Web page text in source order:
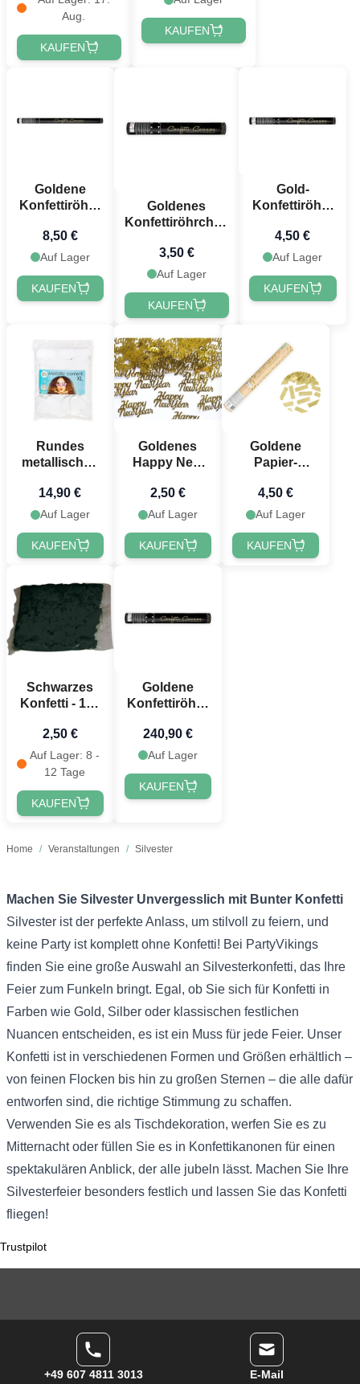
Home / Veranstaltungen / Silvester
Rechteckig
Aug.
KAUFEN
KAUFEN
Goldene
Konfettiröhre
Metallic-
Streams
8,50 €
Auf Lager
KAUFEN
Goldenes
Konfettiröhrchen
Streamer
3,50 €
Auf Lager
KAUFEN
Gold-
Konfettiröhre
Metallic
Streamers
4,50 €
Auf Lager
KAUFEN
Rundes
metallisches
Konfetti - 250
Gramm
14,90 €
Auf Lager
KAUFEN
Goldenes
Happy New
Tischkonfetti
3 g - 4x2 cm
2,50 €
Auf Lager
KAUFEN
Goldene
Papier-
- 40 cm
4,50 €
Auf Lager
KAUFEN
Schwarzes
Konfetti - 100
2,50 €
Auf Lager: 8 -
12 Tage
KAUFEN
Goldene
Konfettiröhre
Metallic
Streamers
240,90 €
Auf Lager
KAUFEN
Machen Sie Silvester Unvergesslich mit Bunter Konfetti
Silvester ist der perfekte Anlass, um stilvoll zu feiern, und
keine Party ist komplett ohne Konfetti! Bei PartyVikings
finden Sie eine große Auswahl an Silvesterkonfetti, das Ihre
Feier zum Funkeln bringt. Egal, ob Sie sich für Konfetti in
Farben wie Gold, Silber oder klassischen festlichen
Nuancen entscheiden, es ist ein Muss für jede Feier. Unser
Konfetti ist in verschiedenen Formen und Größen erhältlich –
von feinen Flocken bis hin zu großen Sternen – die alle dafür
entworfen sind, die richtige Stimmung zu schaffen.
Verwenden Sie es als Tischdekoration, werfen Sie es zu
Mitternacht oder füllen Sie es in Konfettikanonen für einen
spektakulären Anblick, der alle jubeln lässt. Machen Sie Ihre
Silvesterfeier besonders festlich und lassen Sie das Konfetti
fliegen!
Trustpilot
+49 607 4811 3013 E-Mail